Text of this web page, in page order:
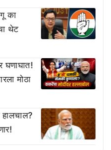
का
थेट
घणाघात!
मोठा
हालचाल?